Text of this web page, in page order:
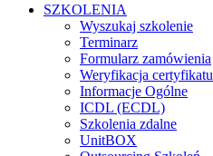
SZKOLENIA
Wyszukaj szkolenie
Terminarz
Formularz zamówienia
Weryfikacja certyfikatu
Informacje Ogólne
ICDL (ECDL)
Szkolenia zdalne
UnitBOX